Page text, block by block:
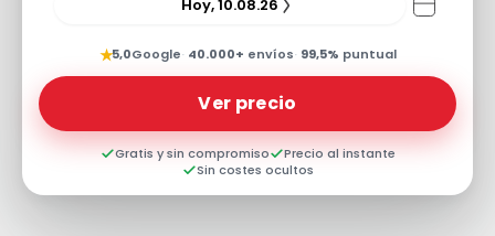
Hoy, 10.08.26
★5,0Google· 40.000+ envíos· 99,5% puntual
Ver precio
Gratis y sin compromiso
Precio al instante
Sin costes ocultos